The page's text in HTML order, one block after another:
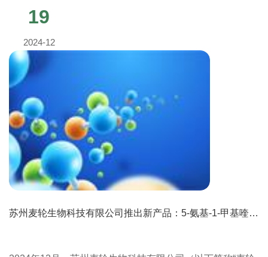
19
2024-12
苏州麦轮生物科技有限公司推出新产品：5-氨基-1-甲基喹啉氯化物